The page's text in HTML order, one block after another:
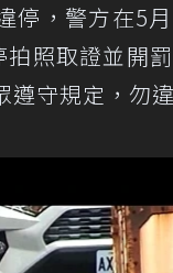
停，警方在5
照取證並開
守規定，勿